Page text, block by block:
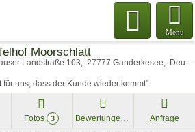
Menu
Moorschlatt
Landstraße 103 27777 Ganderkesee Deutschland
für uns, dass der Kunde wieder kommt"
Fotos 3 Bewertungen Anfrage